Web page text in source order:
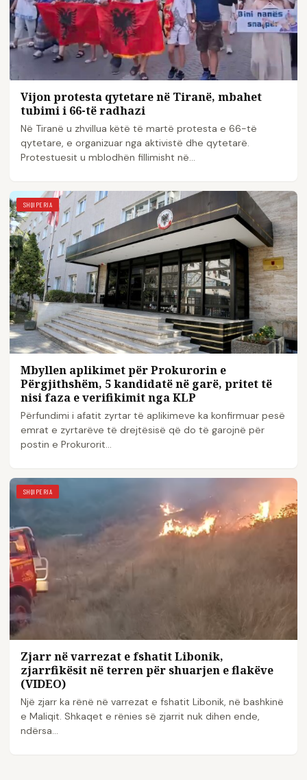
Vijon protesta qytetare në Tiranë, mbahet
tubimi i 66-të radhazi
Në Tiranë u zhvillua këtë të martë protesta e 66-të
qytetare, e organizuar nga aktivistë dhe qytetarë.
Protestuesit u mblodhën fillimisht në…
SHQIPERIA
Mbyllen aplikimet për Prokurorin e
Përgjithshëm, 5 kandidatë në garë, pritet të
nisi faza e verifikimit nga KLP
Përfundimi i afatit zyrtar të aplikimeve ka konfirmuar pesë
emrat e zyrtarëve të drejtësisë që do të garojnë për
postin e Prokurorit…
SHQIPERIA
Zjarr në varrezat e fshatit Libonik,
zjarrfikësit në terren për shuarjen e flakëve
(VIDEO)
Një zjarr ka rënë në varrezat e fshatit Libonik, në bashkinë
e Maliqit. Shkaqet e rënies së zjarrit nuk dihen ende,
ndërsa…